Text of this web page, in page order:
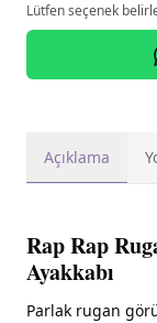
Lütfen seçenek
Açıklama
Rap Rap
Ayakkabı
Parlak rugan